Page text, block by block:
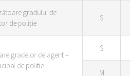
gradului de
de poliţie
S
gradelor de agent –
de politie
S
M